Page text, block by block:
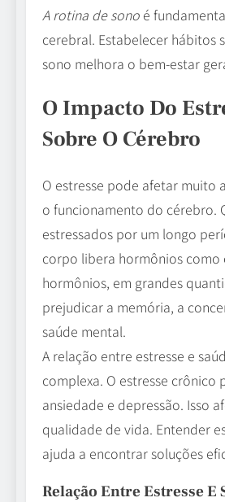
A rotina de sono é
cerebral. Estabelecer hábitos
sono melhora o bem-estar
O Impacto Do
Sobre O Cérebro
O estresse pode afetar muito
o funcionamento do cérebro.
estressados por um longo
corpo libera hormônios como
hormônios, em grandes
prejudicar a memória, a
saúde mental.
A relação entre estresse e
complexa. O estresse crônico
ansiedade e depressão. Isso
qualidade de vida. Entender
ajuda a encontrar soluções
Relação Entre Estresse E